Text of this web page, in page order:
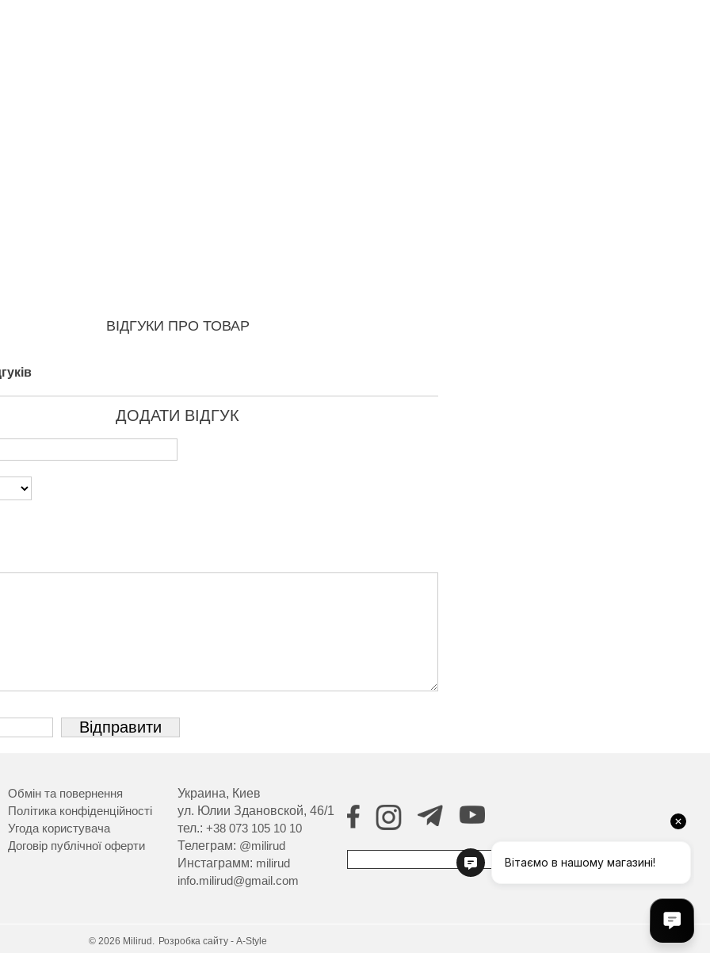
ВІДГУКИ ПРО ТОВАР
ДОДАТИ ВІДГУК
Обмін та повернення
Політика конфіденційності
Угода користувача
Договір публічної оферти
Украина, Киев
ул. Юлии Здановской, 46/1
тел.: +38 073 105 10 10
Телеграм: @milirud
Инстаграмм: milirud
info.milirud@gmail.com
© 2026 Milirud. Розробка сайту - A-Style